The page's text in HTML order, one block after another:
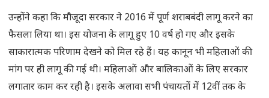
उन्होंने कहा कि मौजूदा सरकार ने 2016 में पूर्ण शराबबंदी लागू करने का
फैसला लिया था। इस योजना के लागू हुए 10 वर्ष हो गए और इसके
साकारात्मक परिणाम देखने को मिल रहे हैं। यह कानून भी महिलाओं की
मांग पर ही लागू की गई थी। महिलाओं और बालिकाओं के लिए सरकार
लगातार काम कर रही है। इसके अलावा सभी पंचायतों में 12वीं तक के